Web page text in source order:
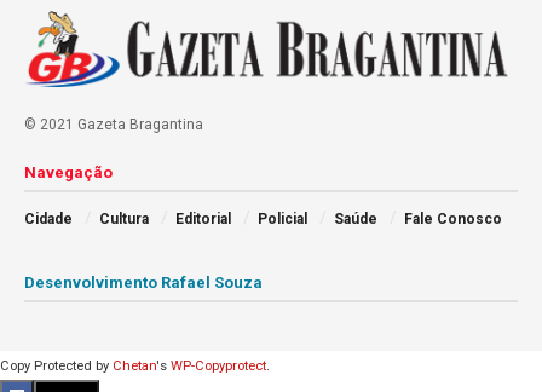
© 2021 Gazeta Bragantina
Navegação
Cidade Cultura Editorial Policial Saúde Fale Conosco
Desenvolvimento Rafael Souza
Copy Protected by Chetan's WP-Copyprotect.